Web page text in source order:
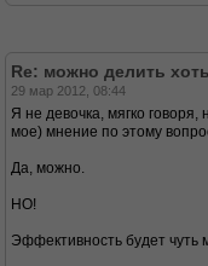
Re: можно делить
29 мар 2012, 08:44
Я не девочка, мягко говоря,
мое) мнение по этому
Да, можно.
НО!
Эффективность будет чуть